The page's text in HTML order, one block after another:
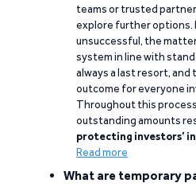
teams or trusted
explore further options.
unsuccessful, the
system in line with
always a last resort,
outcome for everyone
Throughout this
outstanding amounts
protecting investors’
Read more
What are temporary